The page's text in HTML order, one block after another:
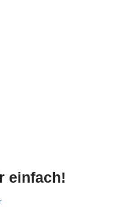
einfach!